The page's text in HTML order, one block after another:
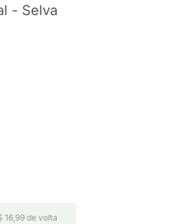
- Selva
16,99 de volta